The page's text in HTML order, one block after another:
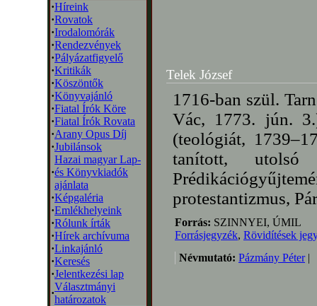
·Híreink
·Rovatok
·Irodalomórák
·Rendezvények
·Pályázatfigyelő
·Kritikák
·Köszöntők
·Könyvajánló
·Fiatal Írók Köre
·Fiatal Írók Rovata
·Arany Opus Díj
·Jubilánsok
·
Hazai magyar Lap-
és Könyvkiadók
ajánlata
·Képgaléria
·Emlékhelyeink
·Rólunk írták
·Hírek archívuma
·Linkajánló
·Keresés
·Jelentkezési lap
·
Választmányi
határozatok
Telek József
1716-ban szül.
Vác, 1773. jún.
(teológiát,
tanított,
protestantizmus,
Forrás: SZINNYEI, ÚMIL
Forrásjegyzék, Rövidítések
Névmutató: Pázmány Péter|